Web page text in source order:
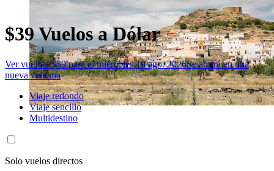
$39 Vuelos a Dólar
Ver vuelo a $39 para el miércoles 19 ago. 2026Se abrirá en una
nueva ventana
Viaje redondo
Viaje sencillo
Multidestino
Solo vuelos directos